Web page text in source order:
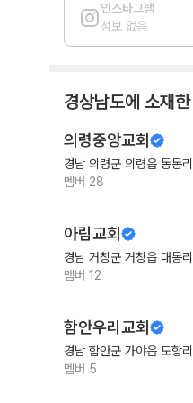
인스타그램
정보 없음
경상남도에 소재
의령중앙교회
경남 의령군 의령읍 동동리
멤버 28
아림교회
경남 거창군 거창읍 대동리
멤버 12
함안우리교회
경남 함안군 가야읍 도항리
멤버 5